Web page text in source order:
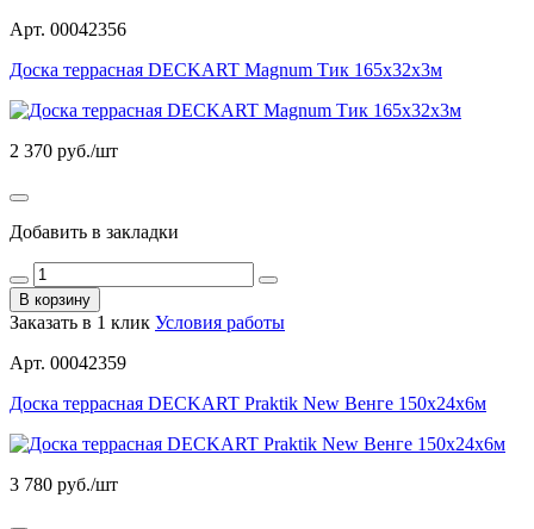
Арт. 00042356
Доска террасная DECKART Magnum Тик 165х32х3м
2 370 руб./шт
Добавить в закладки
В корзину
Заказать в 1 клик Условия работы
Арт. 00042359
Доска террасная DECKART Praktik New Венге 150х24х6м
3 780 руб./шт